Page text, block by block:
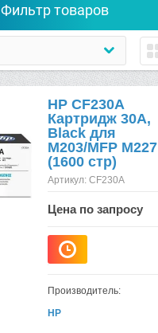
Фильтр товаров
HP CF230A
Картридж 30A,
Black для
M203/MFP M227
(1600 стр)
Артикул: CF230A
Цена по запросу
Производитель:
HP